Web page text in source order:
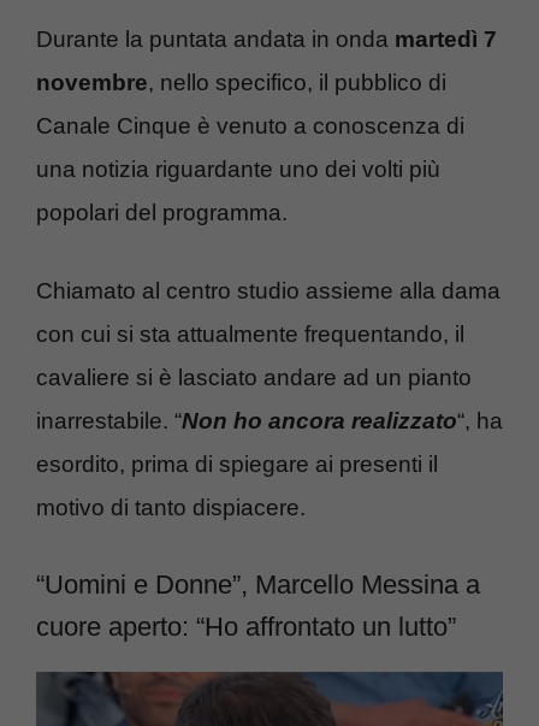
Durante la puntata andata in onda martedì 7
novembre, nello specifico, il pubblico di
Canale Cinque è venuto a conoscenza di
una notizia riguardante uno dei volti più
popolari del programma.
Chiamato al centro studio assieme alla dama
con cui si sta attualmente frequentando, il
cavaliere si è lasciato andare ad un pianto
inarrestabile. “Non ho ancora realizzato“, ha
esordito, prima di spiegare ai presenti il
motivo di tanto dispiacere.
“Uomini e Donne”, Marcello Messina a
cuore aperto: “Ho affrontato un lutto”